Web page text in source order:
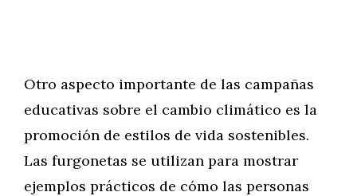
Otro aspecto importante de las campañas
educativas sobre el cambio climático es la
promoción de estilos de vida sostenibles.
Las furgonetas se utilizan para mostrar
ejemplos prácticos de cómo las personas